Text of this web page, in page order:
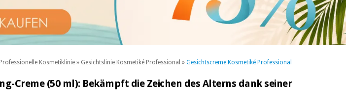
Kosmetiklinie » Gesichtslinie Kosmetiké Professional » Gesichtscreme Kosmetiké Professional
Creme (50 ml): Bekämpft die Zeichen des Alterns dank seiner